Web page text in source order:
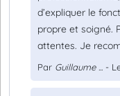
d’expliquer le
propre et soigné.
attentes. Je
Par Guillaume ... -